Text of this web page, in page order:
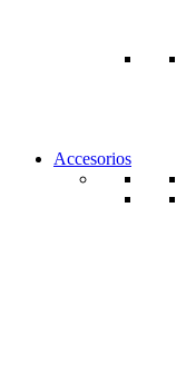
Accesorios